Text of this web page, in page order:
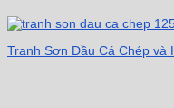
Tranh Sơn Dầu Cá Chép và